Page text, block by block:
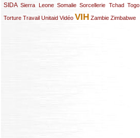
SIDA
(29/289)Sierra Leone
(13/289) Somalie
(12/289) Sorcellerie
(19/289) Tchad
(10/289) Togo
(15/289)
Torture
(17/289)Travail
(21/289) Unitaid
(26/289) Vidéo
(23/289) VIH
(154/289) Zambie
(12/289) Zimbabwe
(21/289)